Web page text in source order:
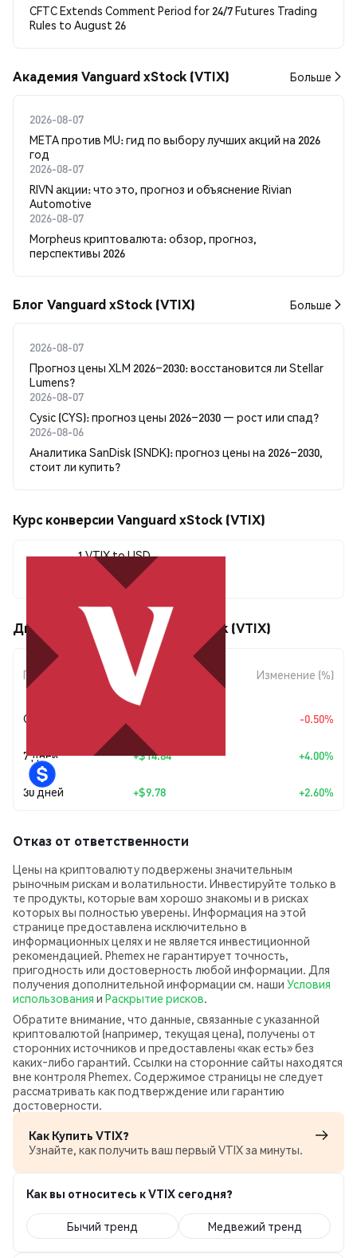
CFTC Extends Comment Period for 24/7 Futures Trading
Rules to August 26
Академия Vanguard xStock (VTIX) Больше
2026-08-07
META против MU: гид по выбору лучших акций на 2026
год
2026-08-07
RIVN акции: что это, прогноз и объяснение Rivian
Automotive
2026-08-07
Morpheus криптовалюта: обзор, прогноз,
перспективы 2026
Блог Vanguard xStock (VTIX) Больше
2026-08-07
Прогноз цены XLM 2026–2030: восстановится ли Stellar
Lumens?
2026-08-07
Cysic (CYS): прогноз цены 2026–2030 — рост или спад?
2026-08-06
Аналитика SanDisk (SNDK): прогноз цены на 2026–2030,
стоит ли купить?
Курс конверсии Vanguard xStock (VTIX)
1 VTIX to USD
Движения цены Vanguard xStock (VTIX)
Период
Изменение
суммы
Изменение (%)
Сегодня -0.50%
7 дней +$14.84 +4.00%
30 дней +$9.78 +2.60%
Отказ от ответственности
Цены на криптовалюту подвержены значительным
рыночным рискам и волатильности. Инвестируйте только в
те продукты, которые вам хорошо знакомы и в рисках
которых вы полностью уверены. Информация на этой
странице предоставлена исключительно в
информационных целях и не является инвестиционной
рекомендацией. Phemex не гарантирует точность,
пригодность или достоверность любой информации. Для
получения дополнительной информации см. наши Условия
использования и Раскрытие рисков.
Обратите внимание, что данные, связанные с указанной
криптовалютой (например, текущая цена), получены от
сторонних источников и предоставлены «как есть» без
каких‑либо гарантий. Ссылки на сторонние сайты находятся
вне контроля Phemex. Содержимое страницы не следует
рассматривать как подтверждение или гарантию
достоверности.
Как Купить VTIX?
Узнайте, как получить ваш первый VTIX за минуты.
Как вы относитесь к VTIX сегодня?
Бычий тренд Медвежий тренд